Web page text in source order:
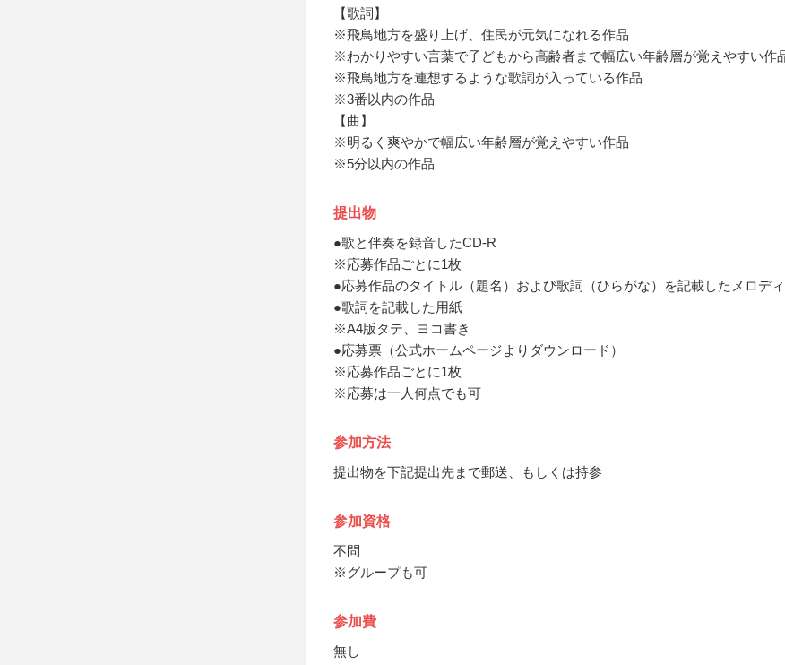
【歌詞】
※飛鳥地方を盛り上げ、住民が元気になれる作品
※わかりやすい言葉で子どもから高齢者まで幅広い年齢層が覚えやすい作
※飛鳥地方を連想するような歌詞が入っている作品
※3番以内の作品
【曲】
※明るく爽やかで幅広い年齢層が覚えやすい作品
※5分以内の作品
提出物
●歌と伴奏を録音したCD-R
※応募作品ごとに1枚
●応募作品のタイトル（題名）および歌詞（ひらがな）を記載したメロデ
●歌詞を記載した用紙
※A4版タテ、ヨコ書き
●応募票（公式ホームページよりダウンロード）
※応募作品ごとに1枚
※応募は一人何点でも可
参加方法
提出物を下記提出先まで郵送、もしくは持参
参加資格
不問
※グループも可
参加費
無し